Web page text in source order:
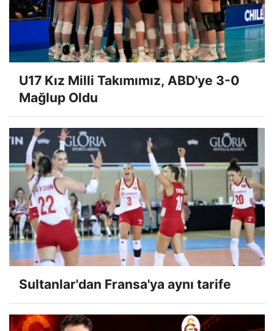
U17 Kız Milli Takımımız, ABD'ye 3-0
Mağlup Oldu
Sultanlar'dan Fransa'ya aynı tarife